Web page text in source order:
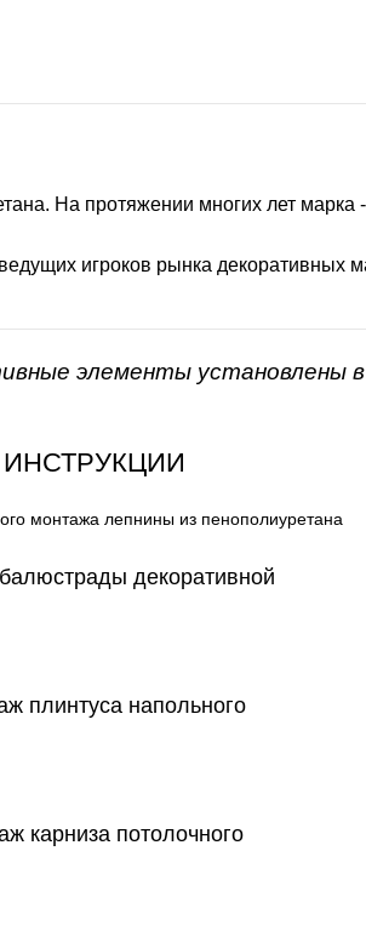
На протяжении многих лет марка
игроков рынка декоративных
элементы установлены
ИНСТРУКЦИИ
монтажа лепнины из пенополиуретана
декоративной
плинтуса напольного
карниза потолочного